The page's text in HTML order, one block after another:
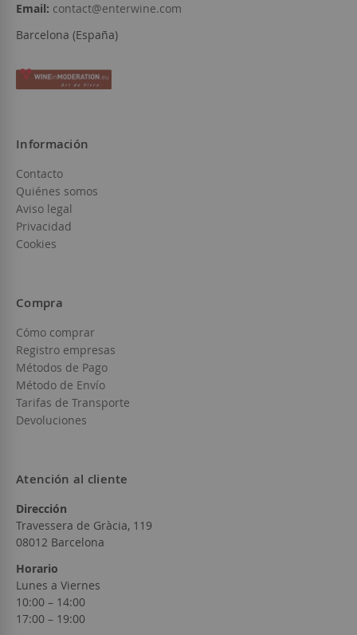
Email: contact@enterwine.com
Barcelona (España)
Información
Contacto
Quiénes somos
Aviso legal
Privacidad
Cookies
Compra
Cómo comprar
Registro empresas
Métodos de Pago
Método de Envío
Tarifas de Transporte
Devoluciones
Atención al cliente
Dirección
Travessera de Gràcia, 119
08012 Barcelona
Horario
Lunes a Viernes
10:00 – 14:00
17:00 – 19:00